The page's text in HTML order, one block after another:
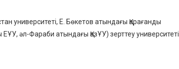
университеті, Е. Бөкетов атындағы Қарағанды
әл-Фараби атындағы ҚазҰУ) зерттеу университеті